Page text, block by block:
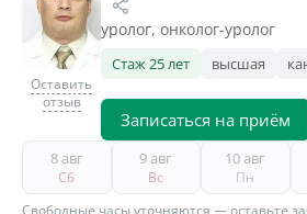
Оставить
отзыв
уролог, онколог-уролог
Стаж 25 лет высшая
Записаться на приём
8 авг
Сб
9 авг
Вс
10 авг
Пн
Свободные часы уточняются — оставьте